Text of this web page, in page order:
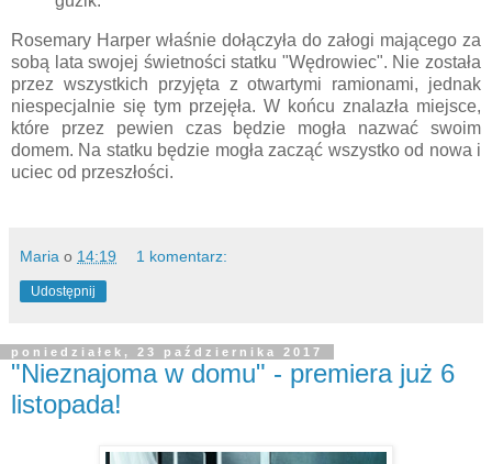
Rosemary Harper właśnie dołączyła do załogi mającego za
sobą lata swojej świetności statku "Wędrowiec". Nie została
przez wszystkich przyjęta z otwartymi ramionami, jednak
niespecjalnie się tym przejęła. W końcu znalazła miejsce,
które przez pewien czas będzie mogła nazwać swoim
domem. Na statku będzie mogła zacząć wszystko od nowa i
uciec od przeszłości.
Maria o 14:19 1 komentarz:
Udostępnij
poniedziałek, 23 października 2017
"Nieznajoma w domu" - premiera już 6
listopada!